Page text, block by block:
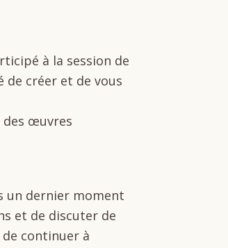
à la session de
créer et de vous
des œuvres
un dernier moment
et de discuter de
de continuer à